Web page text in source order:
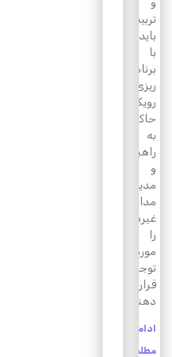
تربیت
باید
با
برنامه
ریزی،
رویکردهای
حاکمیتی
به
راهبری
و
مدیریت
مدارس
غیردولتی
را
مورد
توجه
قرار
دهند
ادامه
مطلب